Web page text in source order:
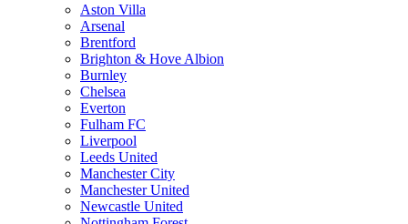
Aston Villa
Arsenal
Brentford
Brighton & Hove Albion
Burnley
Chelsea
Everton
Fulham FC
Liverpool
Leeds United
Manchester City
Manchester United
Newcastle United